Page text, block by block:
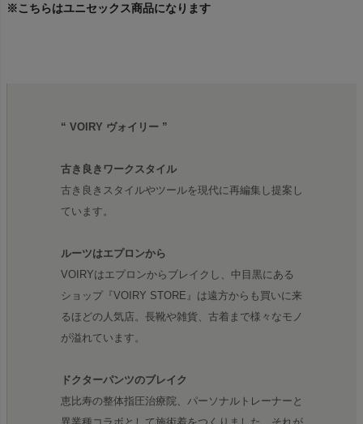
※こちらはユニセックス商品になります
“ VOIRY ヴォイリー ”
古き良きワークスタイル
古き良きスタイルやツールを現代に再編集し提案し
ています。
ルーツはエプロンから
VOIRYはエプロンからブレイクし、中目黒にある
ショップ『VOIRY STORE』は遠方からも買いに来
るほどの人気店。長靴や雑貨、古着まで様々なモノ
が溢れています。
ドクターパンツのブレイク
恵比寿の整体指圧治療院、パーソナルトレーナーと